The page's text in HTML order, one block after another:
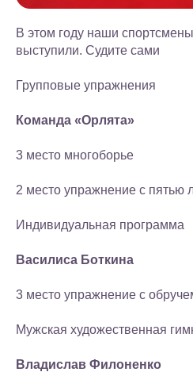
В этом году наши
выступили. Судите сами
Групповые упражнения
Команда «Орлята»
3 место многоборье
2 место упражнение с пятью
Индивидуальная программа
Василиса Боткина
3 место упражнение с
Мужская художественная
Владислав Филоненко